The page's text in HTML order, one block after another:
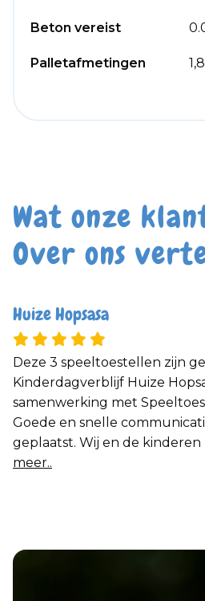
Beton vereist
Palletafmetingen
Wat onze
Over ons
Huize Hopsasa
Deze 3 speeltoestellen zijn
Kinderdagverblijf Huize
samenwerking met
Goede en snelle
geplaatst. Wij en de
met de speeltoestellen en de
meer..